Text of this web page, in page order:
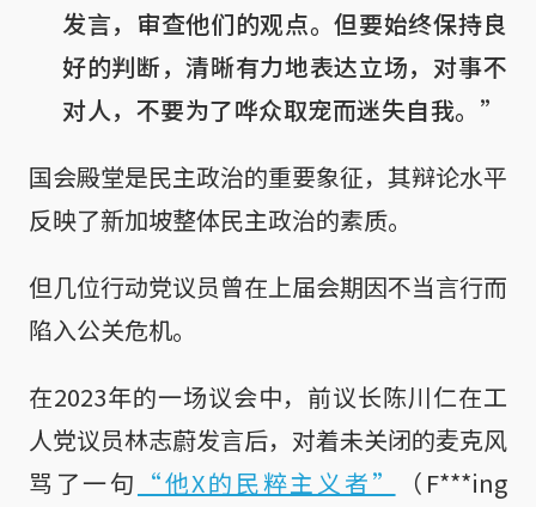
发言，审查他们的观点。但要始终保持良
好的判断，清晰有力地表达立场，对事不
对人，不要为了哗众取宠而迷失自我。”
国会殿堂是民主政治的重要象征，其辩论水平
反映了新加坡整体民主政治的素质。
但几位行动党议员曾在上届会期因不当言行而
陷入公关危机。
在2023年的一场议会中，前议长陈川仁在工
人党议员林志蔚发言后，对着未关闭的麦克风
骂了一句 “他X的民粹主义者”
（F***ing